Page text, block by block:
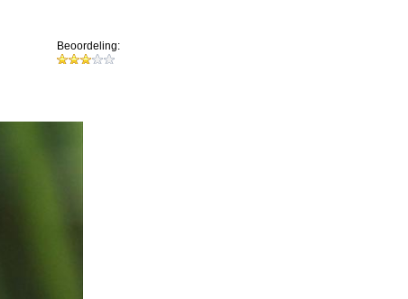
Beoordeling: